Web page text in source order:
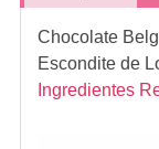
Chocolate
Escondite de
Ingredientes